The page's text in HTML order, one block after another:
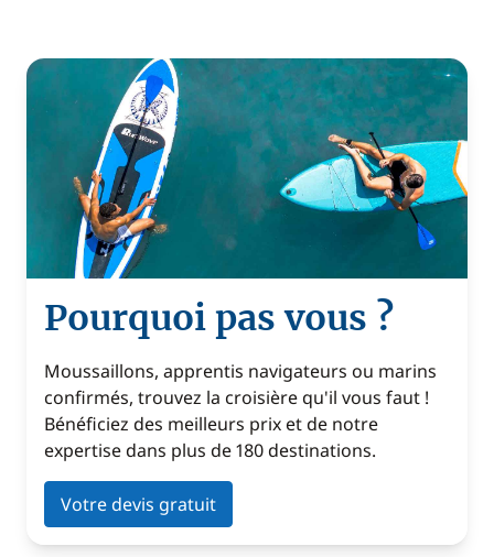
Pourquoi pas vous ?
Moussaillons, apprentis navigateurs ou marins
confirmés, trouvez la croisière qu'il vous faut !
Bénéficiez des meilleurs prix et de notre
expertise dans plus de 180 destinations.
Votre devis gratuit